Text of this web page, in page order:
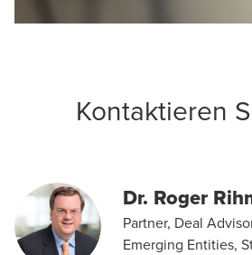
Kontaktieren
Dr. Roger
Partner, Deal
Emerging Entities,